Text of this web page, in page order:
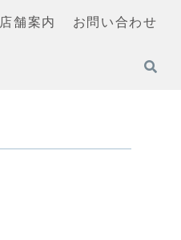
店舗案内 お問い合わせ